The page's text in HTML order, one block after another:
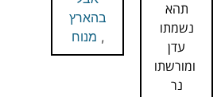
תהא
נשמתו
עדן
ומורשתו
נר
בהארץ
, מנוח